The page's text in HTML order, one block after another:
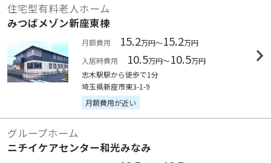
住宅型有料老人ホーム
みつばメゾン新座東棟
月額費用 15.2万円～15.2万円
入居時費用
10.5万円～10.5万円
志木駅駅から徒歩で1分
埼玉県新座市東3-1-9
月額費用が近い
グループホーム
ニチイケアセンター和光みなみ